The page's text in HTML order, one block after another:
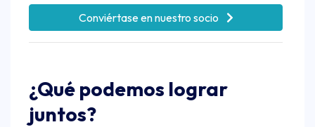
Conviértase en nuestro socio
¿Qué podemos lograr
juntos?